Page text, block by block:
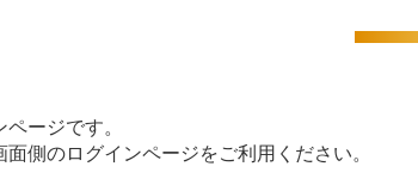
ージです。
側のログインページをご利用ください。